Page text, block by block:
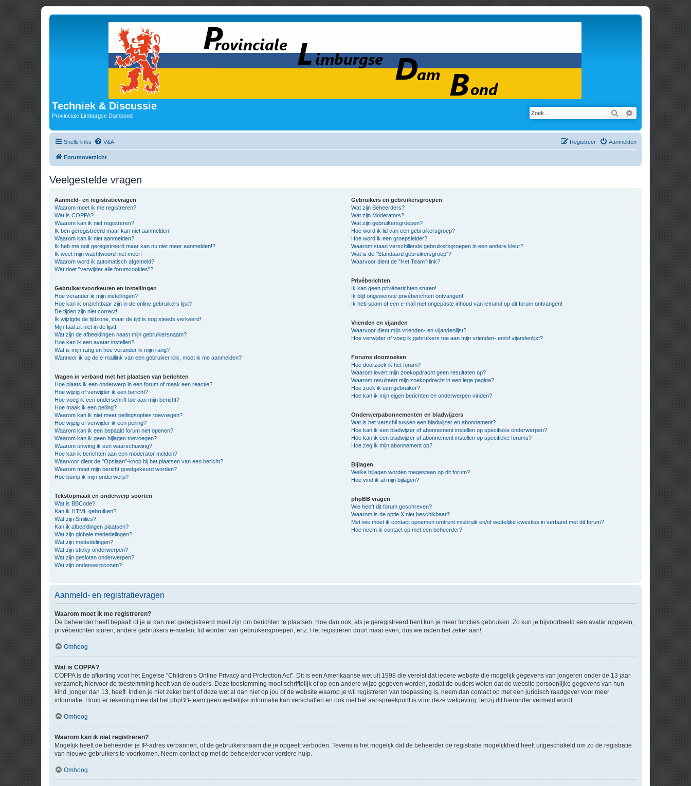
Techniek & Discussie
Provinciale Limburgse Dambond Zoek Uitgebreid zoeken
Snelle links V&A Aanmelden
Registreer
Forumoverzicht
Veelgestelde vragen
Aanmeld- en registratievragen
Waarom moet ik me registreren?
Wat is COPPA?
Waarom kan ik niet registreren?
Ik ben geregistreerd maar kan niet aanmelden!
Waarom kan ik niet aanmelden?
Ik heb me ooit geregistreerd maar kan nu niet meer aanmelden!?
Ik weet mijn wachtwoord niet meer!
Waarom word ik automatisch afgemeld?
Wat doet "verwijder alle forumcookies"?
Gebruikersvoorkeuren en instellingen
Hoe verander ik mijn instellingen?
Hoe kan ik onzichtbaar zijn in de online gebruikers lijst?
De tijden zijn niet correct!
Ik wijzigde de tijdzone, maar de tijd is nog steeds verkeerd!
Mijn taal zit niet in de lijst!
Wat zijn de afbeeldingen naast mijn gebruikersnaam?
Hoe kan ik een avatar instellen?
Wat is mijn rang en hoe verander ik mijn rang?
Wanneer ik op de e-maillink van een gebruiker klik, moet ik me aanmelden?
Vragen in verband met het plaatsen van berichten
Hoe plaats ik een onderwerp in een forum of maak een reactie?
Hoe wijzig of verwijder ik een bericht?
Hoe voeg ik een onderschrift toe aan mijn bericht?
Hoe maak ik een peiling?
Waarom kan ik niet meer peilingsopties toevoegen?
Hoe wijzig of verwijder ik een peiling?
Waarom kan ik een bepaald forum niet openen?
Waarom kan ik geen bijlagen toevoegen?
Waarom ontving ik een waarschuwing?
Hoe kan ik berichten aan een moderator melden?
Waarvoor dient de "Opslaan"-knop bij het plaatsen van een bericht?
Waarom moet mijn bericht goedgekeurd worden?
Hoe bump ik mijn onderwerp?
Tekstopmaak en onderwerp soorten
Wat is BBCode?
Kan ik HTML gebruiken?
Wat zijn Smilies?
Kan ik afbeeldingen plaatsen?
Wat zijn globale mededelingen?
Wat zijn mededelingen?
Wat zijn sticky onderwerpen?
Wat zijn gesloten onderwerpen?
Wat zijn onderwerpiconen?
Gebruikers en gebruikersgroepen
Wat zijn Beheerders?
Wat zijn Moderators?
Wat zijn gebruikersgroepen?
Hoe word ik lid van een gebruikersgroep?
Hoe word ik een groepsleider?
Waarom staan verschillende gebruikersgroepen in een andere kleur?
Wat is de "Standaard gebruikersgroep"?
Waarvoor dient de "Het Team"-link?
Privéberichten
Ik kan geen privéberichten sturen!
Ik blijf ongewenste privéberichten ontvangen!
Ik heb spam of een e-mail met ongepaste inhoud van iemand op dit forum ontvangen!
Vrienden en vijanden
Waarvoor dient mijn vrienden- en vijandenlijst?
Hoe verwijder of voeg ik gebruikers toe aan mijn vrienden- en/of vijandenlijst?
Forums doorzoeken
Hoe doorzoek ik het forum?
Waarom levert mijn zoekopdracht geen resultaten op?
Waarom resulteert mijn zoekopdracht in een lege pagina?
Hoe zoek ik een gebruiker?
Hoe kan ik mijn eigen berichten en onderwerpen vinden?
Onderwerpabonnementen en bladwijzers
Wat is het verschil tussen een bladwijzer en abonnement?
Hoe kan ik een bladwijzer of abonnement instellen op specifieke onderwerpen?
Hoe kan ik een bladwijzer of abonnement instellen op specifieke forums?
Hoe zeg ik mijn abonnement op?
Bijlagen
Welke bijlagen worden toegestaan op dit forum?
Hoe vind ik al mijn bijlagen?
phpBB vragen
Wie heeft dit forum geschreven?
Waarom is de optie X niet beschikbaar?
Met wie moet ik contact opnemen omtrent misbruik en/of wettelijke kwesties in verband met dit forum?
Hoe neem ik contact op met een beheerder?
Aanmeld- en registratievragen
Waarom moet ik me registreren?
De beheerder heeft bepaalt of je al dan niet geregistreerd moet zijn om berichten te plaatsen. Hoe dan ook, als je geregistreerd bent kun je meer functies gebruiken. Zo kun je bijvoorbeeld een avatar opgeven,
privéberichten sturen, andere gebruikers e-mailen, lid worden van gebruikersgroepen, enz. Het registreren duurt maar even, dus we raden het zeker aan!
Omhoog
Wat is COPPA?
COPPA is de afkorting voor het Engelse "Children’s Online Privacy and Protection Act". Dit is een Amerikaanse wet uit 1998 die vereist dat iedere website die mogelijk gegevens van jongeren onder de 13 jaar
verzamelt, hiervoor de toestemming heeft van de ouders. Deze toestemming moet schriftelijk of op een andere wijze gegeven worden, zodat de ouders weten dat de website persoonlijke gegevens van hun
kind, jonger dan 13, heeft. Indien je niet zeker bent of deze wet al dan niet op jou of de website waarop je wil registreren van toepassing is, neem dan contact op met een juridisch raadgever voor meer
informatie. Houd er rekening mee dat het phpBB-team geen wettelijke informatie kan verschaffen en ook niet het aanspreekpunt is voor deze wetgeving, tenzij dit hieronder vermeld wordt.
Omhoog
Waarom kan ik niet registreren?
Mogelijk heeft de beheerder je IP-adres verbannen, of de gebruikersnaam die je opgeeft verboden. Tevens is het mogelijk dat de beheerder de registratie mogelijkheid heeft uitgeschakeld om zo de registratie
van nieuwe gebruikers te voorkomen. Neem contact op met de beheerder voor verdere hulp.
Omhoog